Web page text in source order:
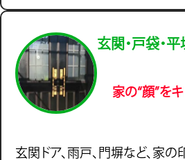
玄関・戸袋・
家の“顔”をキ
玄関ドア、雨戸、門塀など、家